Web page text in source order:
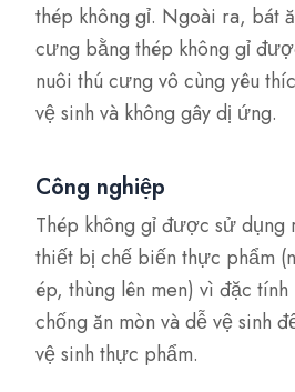
thép không gỉ. Ngoài ra, bát
cưng bằng thép không gỉ
nuôi thú cưng vô cùng yêu
vệ sinh và không gây dị ứng.
Công nghiệp
Thép không gỉ được sử dụng
thiết bị chế biến thực phẩm
ép, thùng lên men) vì đặc
chống ăn mòn và dễ vệ sinh
vệ sinh thực phẩm.